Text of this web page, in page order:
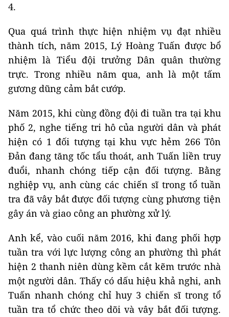
4.
Qua quá trình thực hiện nhiệm vụ đạt nhiều
thành tích, năm 2015, Lý Hoàng Tuấn được bổ
nhiệm là Tiểu đội trưởng Dân quân thường
trực. Trong nhiều năm qua, anh là một tấm
gương dũng cảm bắt cướp.
Năm 2015, khi cùng đồng đội đi tuần tra tại khu
phố 2, nghe tiếng tri hô của người dân và phát
hiện có 1 đối tượng tại khu vực hẻm 266 Tôn
Đản đang tăng tốc tẩu thoát, anh Tuấn liền truy
đuổi, nhanh chóng tiếp cận đối tượng. Bằng
nghiệp vụ, anh cùng các chiến sĩ trong tổ tuần
tra đã vây bắt được đối tượng cùng phương tiện
gây án và giao công an phường xử lý.
Anh kể, vào cuối năm 2016, khi đang phối hợp
tuần tra với lực lượng công an phường thì phát
hiện 2 thanh niên dùng kềm cắt kẽm trước nhà
một người dân. Thấy có dấu hiệu khả nghi, anh
Tuấn nhanh chóng chỉ huy 3 chiến sĩ trong tổ
tuần tra tổ chức theo dõi và vây bắt đối tượng.